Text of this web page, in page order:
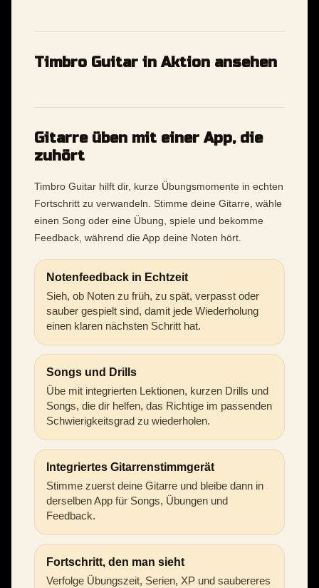
Timbro Guitar in Aktion ansehen
Gitarre üben mit einer App, die
zuhört
Timbro Guitar hilft dir, kurze Übungsmomente in echten
Fortschritt zu verwandeln. Stimme deine Gitarre, wähle
einen Song oder eine Übung, spiele und bekomme
Feedback, während die App deine Noten hört.
Notenfeedback in Echtzeit
Sieh, ob Noten zu früh, zu spät, verpasst oder
sauber gespielt sind, damit jede Wiederholung
einen klaren nächsten Schritt hat.
Songs und Drills
Übe mit integrierten Lektionen, kurzen Drills und
Songs, die dir helfen, das Richtige im passenden
Schwierigkeitsgrad zu wiederholen.
Integriertes Gitarrenstimmgerät
Stimme zuerst deine Gitarre und bleibe dann in
derselben App für Songs, Übungen und
Feedback.
Fortschritt, den man sieht
Verfolge Übungszeit, Serien, XP und saubereres